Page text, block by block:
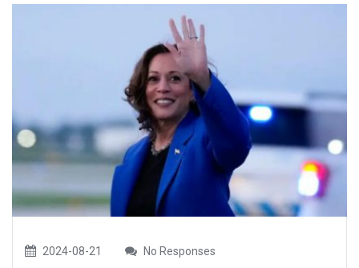
2024-08-21 No Responses